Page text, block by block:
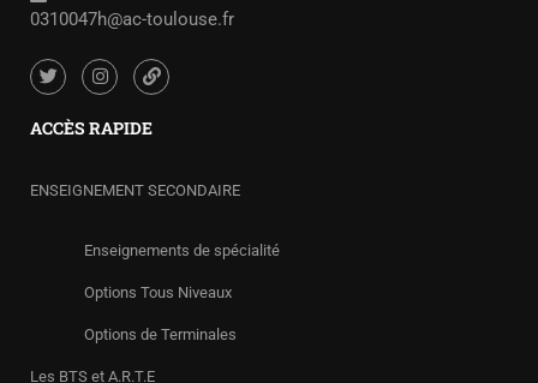
0310047h@ac-toulouse.fr
ACCÈS RAPIDE
ENSEIGNEMENT SECONDAIRE
Enseignements de spécialité
Options Tous Niveaux
Options de Terminales
Les BTS et A.R.T.E